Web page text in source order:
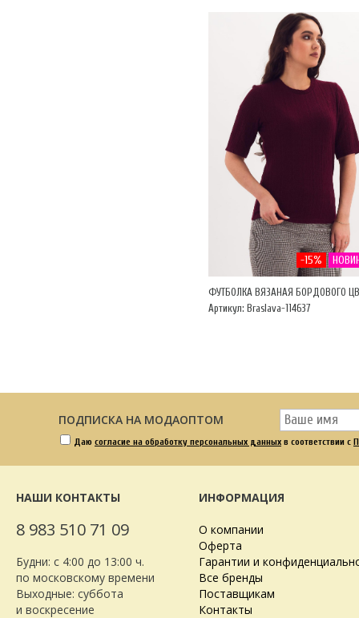
-15%
ФУТБОЛКА ВЯЗАНАЯ БОРДОВОГО
Артикул: Braslava-114637
ПОДПИСКА НА МОДАОПТОМ
Даю согласие на обработку персональных данных в соответствии с
НАШИ КОНТАКТЫ
8 983 510 71 09
Будни: с 4:00 до 13:00 ч.
по московскому времени
Выходные: суббота
и воскресение
ИНФОРМАЦИЯ
О компании
Оферта
Гарантии и
Все бренды
Поставщикам
Контакты